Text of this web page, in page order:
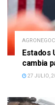
Estados
cambia
27 JULIO,